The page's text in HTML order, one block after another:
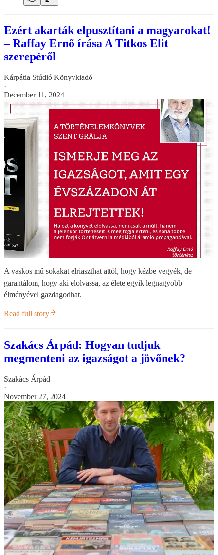
Ezért akarták elpusztítani a magyarokat!
– Raffay Ernő írása A Titkos Elit
szerepéről
Kárpátia Stúdió Könyvkiadó
·
December 11, 2024
A vaskos mű sokakat elriaszthat attól, hogy kézbe vegyék, de
garantálom, hogy aki elolvassa, az élete egyik legnagyobb
élményével gazdagodhat.
Read full story
Szakács Árpád: Hogyan tudjuk
megmenteni az igazságot a jövőnek?
Szakács Árpád
·
November 27, 2024